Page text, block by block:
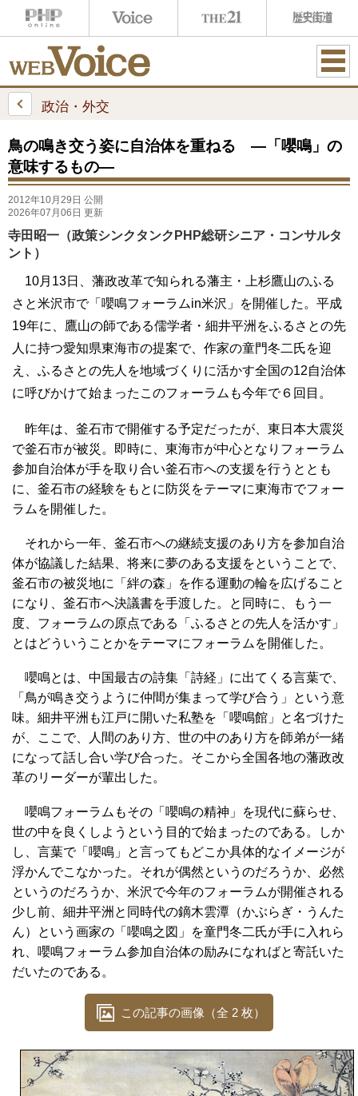
ME
政治・外交
鳥の鳴き交う姿に自治体を重ねる ―「嚶鳴」の
意味するもの―
2012年10月29日 公開
2026年07月06日 更新
寺田昭一（政策シンクタンクPHP総研シニア・コンサルタ
ント）
10月13日、藩政改革で知られる藩主・上杉鷹山のふる
さと米沢市で「嚶鳴フォーラムin米沢」を開催した。平成
19年に、鷹山の師である儒学者・細井平洲をふるさとの先
人に持つ愛知県東海市の提案で、作家の童門冬二氏を迎
え、ふるさとの先人を地域づくりに活かす全国の12自治体
に呼びかけて始まったこのフォーラムも今年で６回目。
昨年は、釜石市で開催する予定だったが、東日本大震災
で釜石市が被災。即時に、東海市が中心となりフォーラム
参加自治体が手を取り合い釜石市への支援を行うととも
に、釜石市の経験をもとに防災をテーマに東海市でフォー
ラムを開催した。
それから一年、釜石市への継続支援のあり方を参加自治
体が協議した結果、将来に夢のある支援をということで、
釜石市の被災地に「絆の森」を作る運動の輪を広げること
になり、釜石市へ決議書を手渡した。と同時に、もう一
度、フォーラムの原点である「ふるさとの先人を活かす」
とはどういうことかをテーマにフォーラムを開催した。
嚶鳴とは、中国最古の詩集「詩経」に出てくる言葉で、
「鳥が鳴き交うように仲間が集まって学び合う」という意
味。細井平洲も江戸に開いた私塾を「嚶鳴館」と名づけた
が、ここで、人間のあり方、世の中のあり方を師弟が一緒
になって話し合い学び合った。そこから全国各地の藩政改
革のリーダーが輩出した。
嚶鳴フォーラムもその「嚶鳴の精神」を現代に蘇らせ、
世の中を良くしようという目的で始まったのである。しか
し、言葉で「嚶鳴」と言ってもどこか具体的なイメージが
浮かんでこなかった。それが偶然というのだろうか、必然
というのだろうか、米沢で今年のフォーラムが開催される
少し前、細井平洲と同時代の鏑木雲潭（かぶらぎ・うんた
ん）という画家の「嚶鳴之図」を童門冬二氏が手に入れら
れ、嚶鳴フォーラム参加自治体の励みになればと寄託いた
だいたのである。
この記事の画像（全 2 枚）